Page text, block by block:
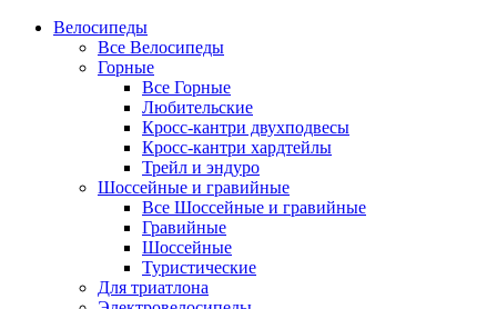
Велосипеды
Все Велосипеды
Горные
Все Горные
Любительские
Кросс-кантри двухподвесы
Кросс-кантри хардтейлы
Трейл и эндуро
Шоссейные и гравийные
Все Шоссейные и гравийные
Гравийные
Шоссейные
Туристические
Для триатлона